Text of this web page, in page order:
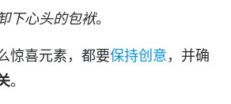
下心头的包袱。
惊喜元素，都要保持创意，并确
。